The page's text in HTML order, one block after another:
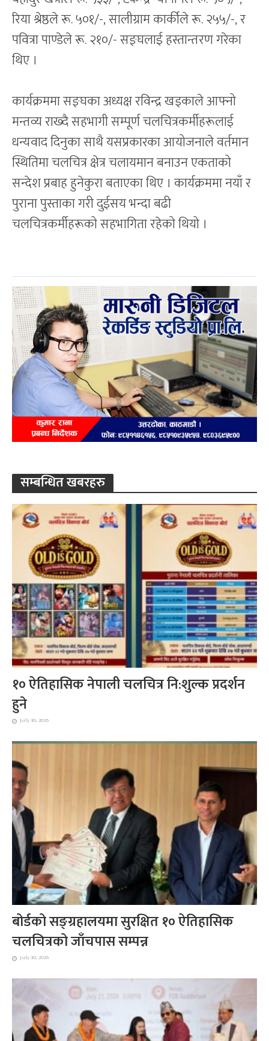
रिया श्रेष्ठले रू. ५०१/-, सालीग्राम कार्कीले रू. २५५/-, र
पवित्रा पाण्डेले रू. २१०/- सङ्घलाई हस्तान्तरण गरेका
थिए ।
कार्यक्रममा सङ्घका अध्यक्ष रविन्द्र खड्काले आफ्नो
मन्तव्य राख्दै सहभागी सम्पूर्ण चलचित्रकर्मीहरूलाई
धन्यवाद दिनुका साथै यसप्रकारका आयोजनाले वर्तमान
स्थितिमा चलचित्र क्षेत्र चलायमान बनाउन एकताको
सन्देश प्रबाह हुनेकुरा बताएका थिए । कार्यक्रममा नयाँ र
पुराना पुस्ताका गरी दुईसय भन्दा बढी
चलचित्रकर्मीहरूको सहभागिता रहेको थियो ।
सम्बन्धित खबरहरु
१० ऐतिहासिक नेपाली चलचित्र नि:शुल्क प्रदर्शन
हुने
July 30, 2026
बोर्डको सङ्ग्रहालयमा सुरक्षित १० ऐतिहासिक
चलचित्रको जाँचपास सम्पन्न
July 30, 2026